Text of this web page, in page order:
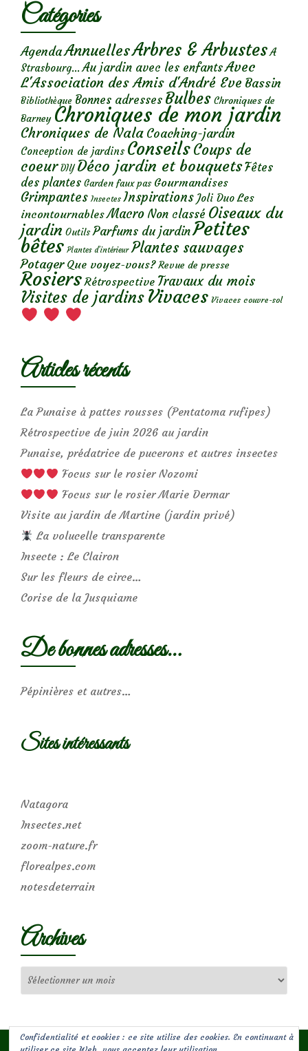
Catégories
AgendaAnnuellesArbres & Arbustes A
Strasbourg... Au jardin avec les enfantsAvec
L'Association des Amis d'André Eve Bassin
Bibliothèque Bonnes adresses Bulbes Chroniques de
Barney Chroniques de mon jardin
Chroniques de Nala Coaching-jardin
Conception de jardins ConseilsCoups de
coeur DIY Déco jardin et bouquetsFêtes
des plantes Garden faux pas Gourmandises
Grimpantes Insectes Inspirations Joli Duo Les
incontournables Macro Non classé Oiseaux du
jardin Outils Parfums du jardinPetites
bêtes Plantes d’intérieur Plantes sauvages
Potager Que voyez-vous? Revue de presse
Rosiers Rétrospective Travaux du mois
Visites de jardins Vivaces Vivaces couvre-sol
Articles récents
La Punaise à pattes rousses (Pentatoma rufipes)
Rétrospective de juin 2026 au jardin
Punaise, prédatrice de pucerons et autres insectes
Focus sur le rosier Nozomi
Focus sur le rosier Marie Dermar
Visite au jardin de Martine (jardin privé)
La volucelle transparente
Insecte : Le Clairon
Sur les fleurs de circe…
Corise de la Jusquiame
De bonnes adresses…
Pépinières et autres…
Sites intéressants
Natagora
Insectes.net
zoom-nature.fr
florealpes.com
notesdeterrain
Archives
Confidentialité et cookies : ce site utilise des cookies. En continuant à